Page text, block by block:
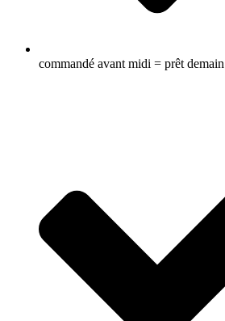
commandé avant midi = prêt demain